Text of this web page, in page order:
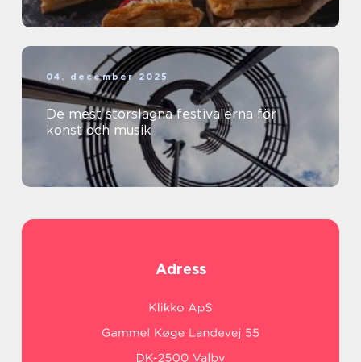
04. december 2025
De mest storslagna festivalerna för
konst och musik
Adress